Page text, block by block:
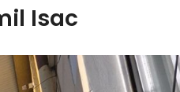
Isac